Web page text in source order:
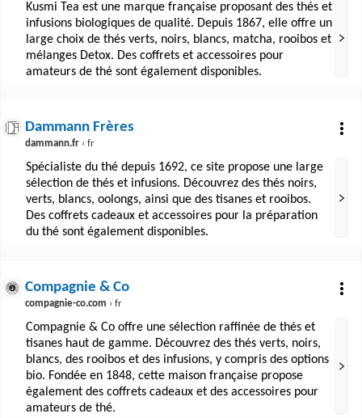
Kusmi Tea est une marque française proposant des thés et
infusions biologiques de qualité. Depuis 1867, elle offre un
large choix de thés verts, noirs, blancs, matcha, rooibos et
mélanges Detox. Des coffrets et accessoires pour
amateurs de thé sont également disponibles.
Dammann Frères
dammann.fr › fr
Spécialiste du thé depuis 1692, ce site propose une large
sélection de thés et infusions. Découvrez des thés noirs,
verts, blancs, oolongs, ainsi que des tisanes et rooibos.
Des coffrets cadeaux et accessoires pour la préparation
du thé sont également disponibles.
Compagnie & Co
compagnie-co.com › fr
Compagnie & Co offre une sélection raffinée de thés et
tisanes haut de gamme. Découvrez des thés verts, noirs,
blancs, des rooibos et des infusions, y compris des options
bio. Fondée en 1848, cette maison française propose
également des coffrets cadeaux et des accessoires pour
amateurs de thé.